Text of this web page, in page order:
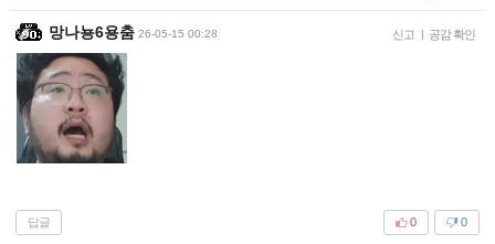
망나뇽6용춤 26-05-15 00:28 신고 | 공감 확인
답글 0
0